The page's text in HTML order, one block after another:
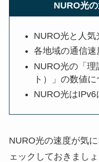
NURO光
NURO光と人
各地域の通信
NURO光の「
ト）」の数値に
NURO光はIPv6
NURO光の速度が気
ェックしておきましょ